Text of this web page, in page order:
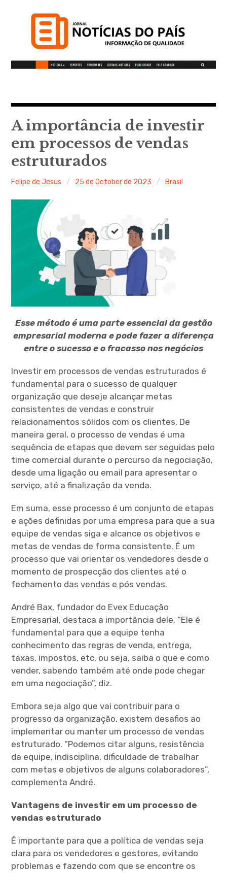
Informação de qualidade
A importância de investir
em processos de vendas
estruturados
Felipe de Jesus 25 de October de 2023 Brasil
Esse método é uma parte essencial da gestão
empresarial moderna e pode fazer a diferença
entre o sucesso e o fracasso nos negócios
Investir em processos de vendas estruturados é
fundamental para o sucesso de qualquer
organização que deseje alcançar metas
consistentes de vendas e construir
relacionamentos sólidos com os clientes. De
maneira geral, o processo de vendas é uma
sequência de etapas que devem ser seguidas pelo
time comercial durante o percurso da negociação,
desde uma ligação ou email para apresentar o
serviço, até a finalização da venda.
Em suma, esse processo é um conjunto de etapas
e ações definidas por uma empresa para que a sua
equipe de vendas siga e alcance os objetivos e
metas de vendas de forma consistente. É um
processo que vai orientar os vendedores desde o
momento de prospecção dos clientes até o
fechamento das vendas e pós vendas.
André Bax, fundador do Evex Educação
Empresarial, destaca a importância dele. “Ele é
fundamental para que a equipe tenha
conhecimento das regras de venda, entrega,
taxas, impostos, etc. ou seja, saiba o que e como
vender, sabendo também até onde pode chegar
em uma negociação”, diz.
Embora seja algo que vai contribuir para o
progresso da organização, existem desafios ao
implementar ou manter um processo de vendas
estruturado. “Podemos citar alguns, resistência
da equipe, indisciplina, dificuldade de trabalhar
com metas e objetivos de alguns colaboradores”,
complementa André.
Vantagens de investir em um processo de
vendas estruturado
É importante para que a política de vendas seja
clara para os vendedores e gestores, evitando
problemas e fazendo com que se encontre os